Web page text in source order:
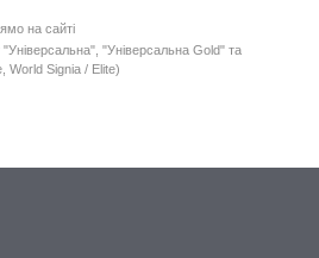
на сайті
"Універсальна", "Універсальна Gold" та
World Signia / Elite)